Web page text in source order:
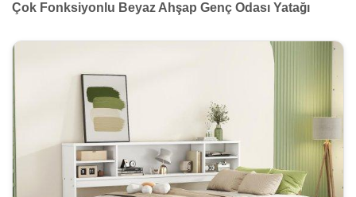
Çok Fonksiyonlu Beyaz Ahşap Genç Odası Yatağı